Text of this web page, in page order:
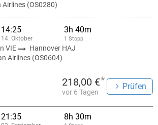
(OS0280)
14:25
14. Oktober
3h 40m
1 Stopp
VIE
Hannover HAJ
Airlines (OS0604)
218,00 €*
vor 6 Tagen
Prüfen
21:35 8h 30m